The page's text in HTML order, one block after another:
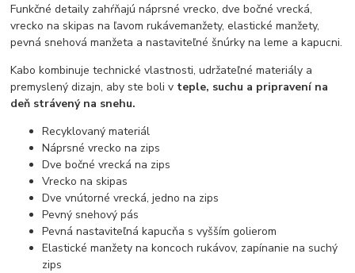
Funkčné detaily zahŕňajú náprsné vrecko, dve bočné vrecká,
vrecko na skipas na ľavom rukávemanžety, elastické manžety,
pevná snehová manžeta a nastaviteľné šnúrky na leme a kapucni.
Kabo kombinuje technické vlastnosti, udržateľné materiály a
premyslený dizajn, aby ste boli v teple, suchu a pripravení na
deň strávený na snehu.
Recyklovaný materiál
Náprsné vrecko na zips
Dve bočné vrecká na zips
Vrecko na skipas
Dve vnútorné vrecká, jedno na zips
Pevný snehový pás
Pevná nastaviteľná kapucňa s vyšším golierom
Elastické manžety na koncoch rukávov, zapínanie na suchý
zips